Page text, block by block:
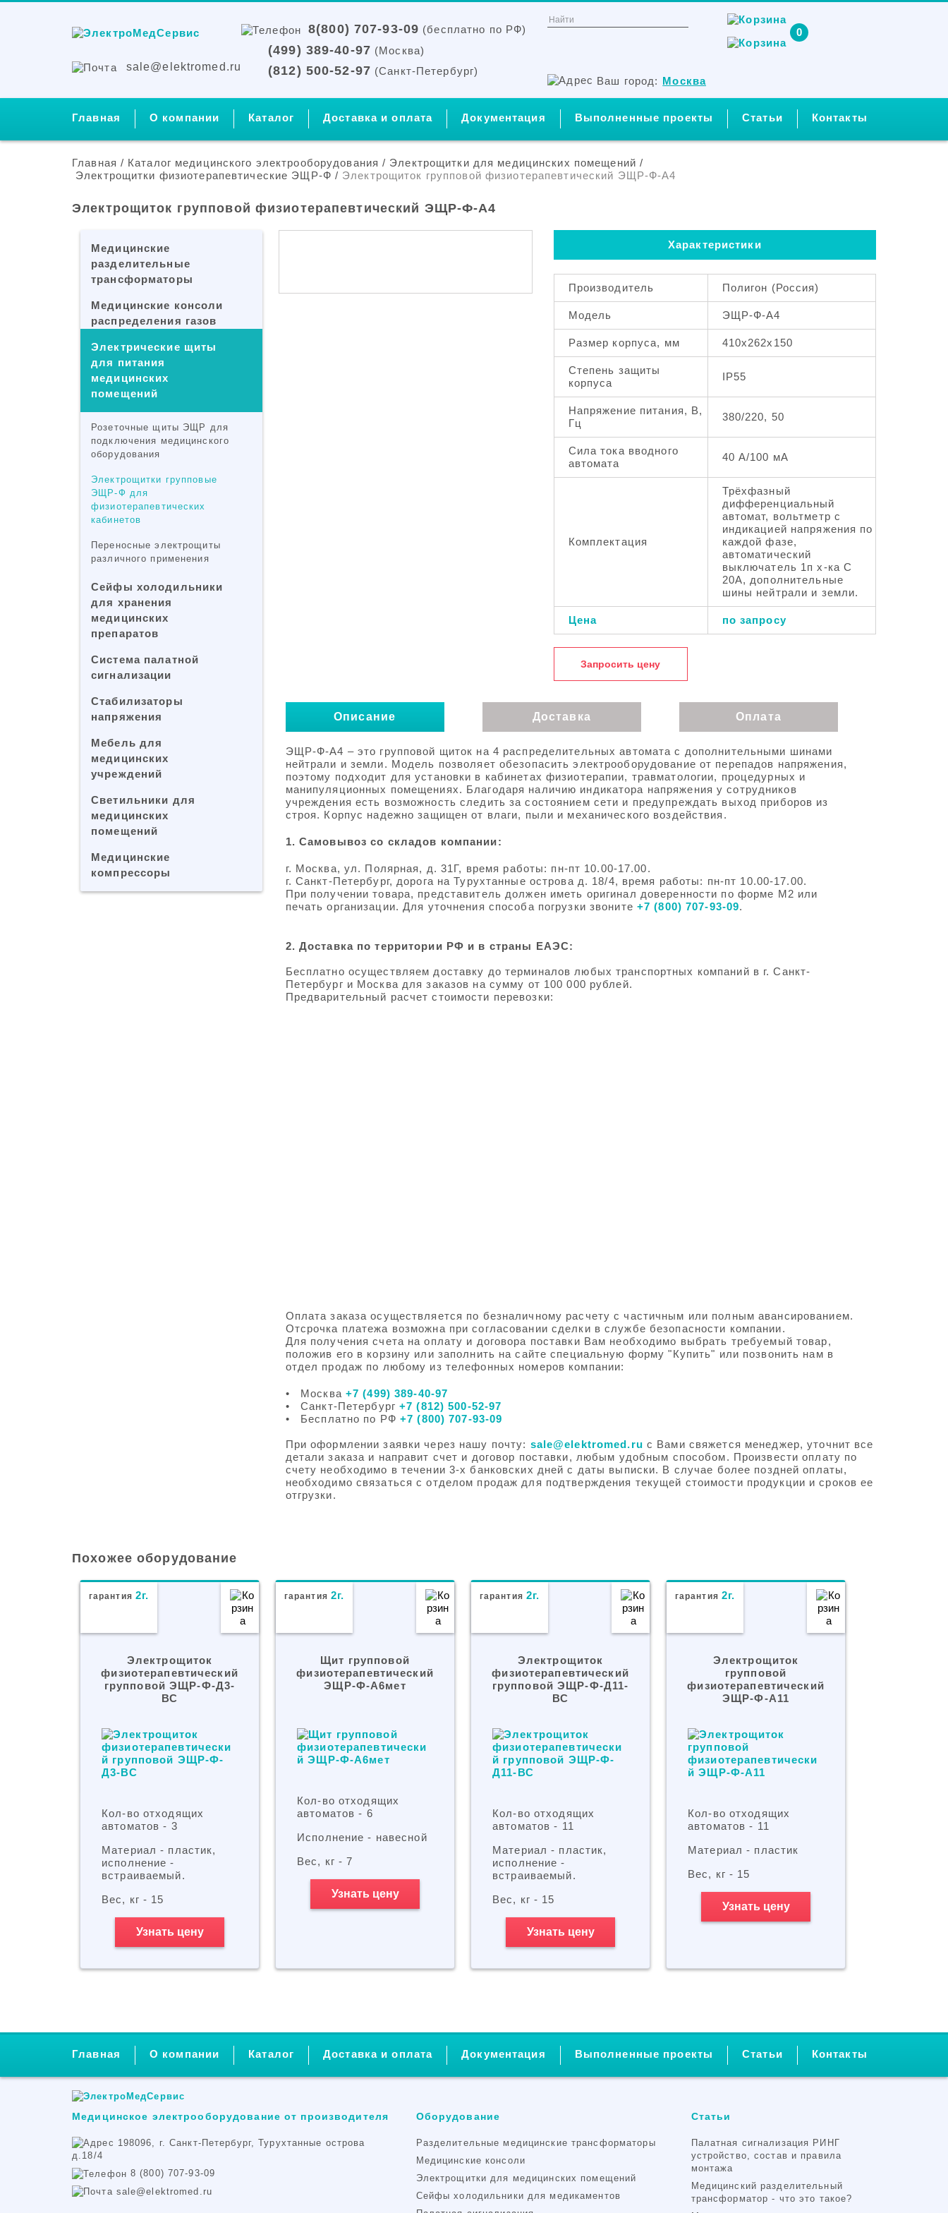
sale@elektromed.ru
8(800) 707-93-09 (бесплатно по РФ)
(499) 389-40-97 (Москва)
(812) 500-52-97 (Санкт-Петербург)
0
Ваш город: Москва
Главная О компании Каталог Доставка и оплата Документация Выполненные проекты Статьи Контакты
Главная / Каталог медицинского электрооборудования / Электрощитки для медицинских помещений /
Электрощитки физиотерапевтические ЭЩР-Ф / Электрощиток групповой физиотерапевтический ЭЩР-Ф-А4
Электрощиток групповой физиотерапевтический ЭЩР-Ф-А4
Медицинские
разделительные
трансформаторы
Медицинские консоли
распределения газов
Электрические щиты
для питания
медицинских
помещений
Розеточные щиты ЭЩР для
подключения медицинского
оборудования
Электрощитки групповые
ЭЩР-Ф для
физиотерапевтических
кабинетов
Переносные электрощиты
различного применения
Сейфы холодильники
для хранения
медицинских
препаратов
Система палатной
сигнализации
Стабилизаторы
напряжения
Мебель для
медицинских
учреждений
Светильники для
медицинских
помещений
Медицинские
компрессоры
Характеристики
Производитель Полигон (Россия)
Модель ЭЩР-Ф-А4
Размер корпуса, мм 410х262х150
Степень защиты
корпуса
IP55
Напряжение питания, В,
Гц
380/220, 50
Сила тока вводного
автомата
40 А/100 мА
Комплектация
Трёхфазный
дифференциальный
автомат, вольтметр с
индикацией напряжения по
каждой фазе,
автоматический
выключатель 1п х-ка С
20А, дополнительные
шины нейтрали и земли.
Цена по запросу
Запросить цену
Описание Доставка Оплата
ЭЩР-Ф-А4 – это групповой щиток на 4 распределительных автомата с дополнительными шинами
нейтрали и земли. Модель позволяет обезопасить электрооборудование от перепадов напряжения,
поэтому подходит для установки в кабинетах физиотерапии, травматологии, процедурных и
манипуляционных помещениях. Благодаря наличию индикатора напряжения у сотрудников
учреждения есть возможность следить за состоянием сети и предупреждать выход приборов из
строя. Корпус надежно защищен от влаги, пыли и механического воздействия.
1. Самовывоз со складов компании:
г. Москва, ул. Полярная, д. 31Г, время работы: пн-пт 10.00-17.00.
г. Санкт-Петербург, дорога на Турухтанные острова д. 18/4, время работы: пн-пт 10.00-17.00.
При получении товара, представитель должен иметь оригинал доверенности по форме М2 или
печать организации. Для уточнения способа погрузки звоните +7 (800) 707-93-09.
2. Доставка по территории РФ и в страны ЕАЭС:
Бесплатно осуществляем доставку до терминалов любых транспортных компаний в г. Санкт-
Петербург и Москва для заказов на сумму от 100 000 рублей.
Предварительный расчет стоимости перевозки:
Оплата заказа осуществляется по безналичному расчету с частичным или полным авансированием.
Отсрочка платежа возможна при согласовании сделки в службе безопасности компании.
Для получения счета на оплату и договора поставки Вам необходимо выбрать требуемый товар,
положив его в корзину или заполнить на сайте специальную форму "Купить" или позвонить нам в
отдел продаж по любому из телефонных номеров компании:
• Москва +7 (499) 389-40-97
• Санкт-Петербург +7 (812) 500-52-97
• Бесплатно по РФ +7 (800) 707-93-09
При оформлении заявки через нашу почту: sale@elektromed.ru с Вами свяжется менеджер, уточнит все
детали заказа и направит счет и договор поставки, любым удобным способом. Произвести оплату по
счету необходимо в течении 3-х банковских дней с даты выписки. В случае более поздней оплаты,
необходимо связаться с отделом продаж для подтверждения текущей стоимости продукции и сроков ее
отгрузки.
Похожее оборудование
гарантия 2г.
Электрощиток
физиотерапевтический
групповой ЭЩР-Ф-Д3-
ВС
Кол-во отходящих
автоматов - 3
Материал - пластик,
исполнение -
встраиваемый.
Вес, кг - 15
Узнать цену
гарантия 2г.
Щит групповой
физиотерапевтический
ЭЩР-Ф-А6мет
Кол-во отходящих
автоматов - 6
Исполнение - навесной
Вес, кг - 7
Узнать цену
гарантия 2г.
Электрощиток
физиотерапевтический
групповой ЭЩР-Ф-Д11-
ВС
Кол-во отходящих
автоматов - 11
Материал - пластик,
исполнение -
встраиваемый.
Вес, кг - 15
Узнать цену
гарантия 2г.
Электрощиток
групповой
физиотерапевтический
ЭЩР-Ф-А11
Кол-во отходящих
автоматов - 11
Материал - пластик
Вес, кг - 15
Узнать цену
Главная О компании Каталог Доставка и оплата Документация Выполненные проекты Статьи Контакты
Медицинское электрооборудование от производителя
198096, г. Санкт-Петербург, Турухтанные острова
д.18/4
8 (800) 707-93-09
sale@elektromed.ru
Оборудование
Разделительные медицинские трансформаторы
Медицинские консоли
Электрощитки для медицинских помещений
Cейфы холодильники для медикаментов
Статьи
Палатная сигнализация РИНГ
устройство, состав и правила
монтажа
Медицинский разделительный
трансформатор - что это такое?